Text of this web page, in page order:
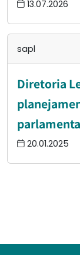
13.07.2026
sapl
Diretoria
20.01.2025